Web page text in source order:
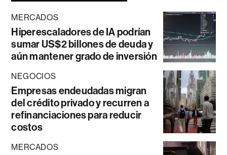
MERCADOS
Hiperescaladores de IA podrían
sumar US$2 billones de deuda y
aún mantener grado de inversión
NEGOCIOS
Empresas endeudadas migran
del crédito privado y recurren a
refinanciaciones para reducir
costos
MERCADOS